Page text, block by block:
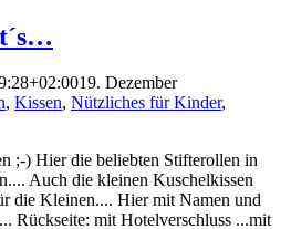
19. Dezember
, Kissen, Nützliches für Kinder,
;-) Hier die beliebten Stifterollen in
Auch die kleinen Kuschelkissen
die Kleinen.... Hier mit Namen und
Rückseite: mit Hotelverschluss ...mit